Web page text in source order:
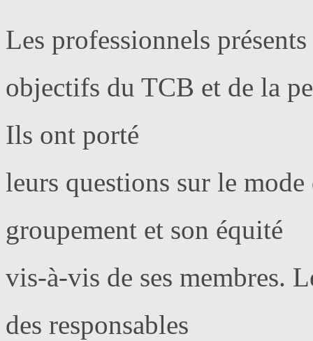
Les professionnels
objectifs du TCB et de la
Ils ont porté
leurs questions sur le
groupement et son équité
vis-à-vis de ses membres.
des responsables